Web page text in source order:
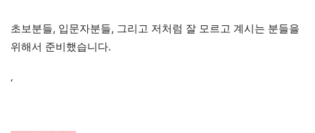
초보분들, 입문자분들, 그리고 저처럼 잘 모르고 계시는 분들을
위해서 준비했습니다.
‘